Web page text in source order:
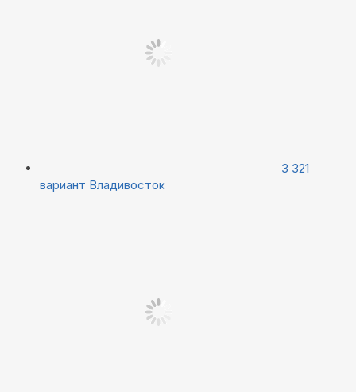
3 321
вариант Владивосток